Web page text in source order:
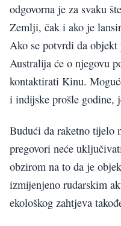
odgovorna je za svaku
Zemlji, čak i ako je
Ako se potvrdi da objekt
Australija će o njegovu
kontaktirati Kinu.
i indijske prošle godine,
Budući da raketno tijelo
pregovori neće
obzirom na to da je
izmijenjeno rudarskim
ekološkog zahtjeva